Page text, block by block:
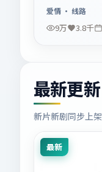
爱情· 线路
9万 3.8千
最新更新
新片新剧同步上架
最新